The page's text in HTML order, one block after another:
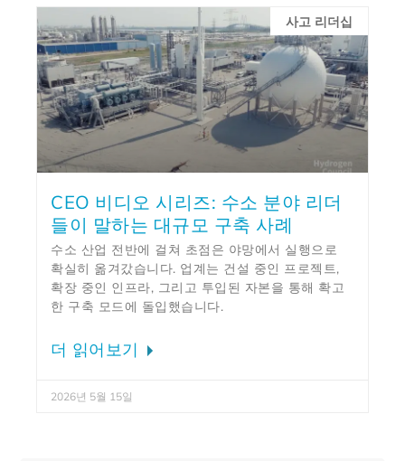
사고 리더십
CEO 비디오 시리즈: 수소 분야 리더
들이 말하는 대규모 구축 사례
수소 산업 전반에 걸쳐 초점은 야망에서 실행으로
확실히 옮겨갔습니다. 업계는 건설 중인 프로젝트,
확장 중인 인프라, 그리고 투입된 자본을 통해 확고
한 구축 모드에 돌입했습니다.
더 읽어보기
2026년 5월 15일